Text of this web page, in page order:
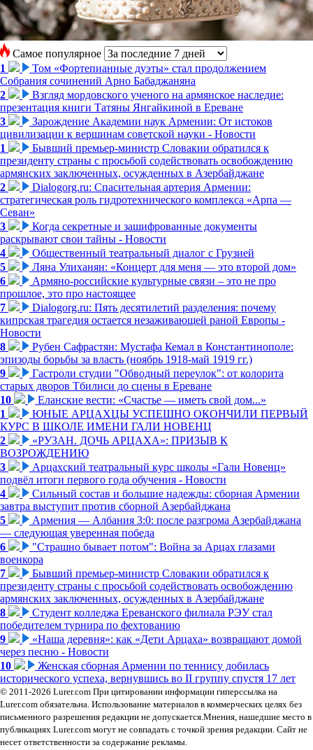
Самое популярное
1
Том «Фортепианные дуэты» стал продолжением
Собрания сочинений Арно Бабаджаняна
2
Взгляд мордовского ученого на армянское наследие:
презентация книги Татяны Янгайкиной в Ереване
3
Зарождение Академии наук Армении: От истоков
цивилизации к вершинам советской науки - Новости
1
Бывший премьер-министр Словакии обратился к
президенту страны с просьбой содействовать освобождению
армянских заключенных, осужденных в Азербайджане
2
Dialogorg.ru: Спасительная артерия Армении:
стратегическая роль гидротехнического комплекса «Арпа —
Севан»
3
Когда секретные и зашифрованные документы
раскрывают свои тайны - Новости
4
Общественный театральный диалог с Грузией
5
Ляна Улиханян: «Концерт для меня — это второй дом»
6
Армяно-российские культурные связи – это не про
прошлое, это про настоящее
7
Dialogorg.ru: Пять десятилетий разделения: почему
кипрская трагедия остается незаживающей раной Европы -
Новости
8
Рубен Сафрастян: Мустафа Кемал в Константинополе:
эпизоды борьбы за власть (ноябрь 1918-май 1919 гг.)
9
Гастроли студии "Обводный переулок": от колорита
старых дворов Тбилиси до сцены в Ереване
10
Еланские вести: «Счастье — иметь свой дом...»
1
ЮНЫЕ АРЦАХЦЫ УСПЕШНО ОКОНЧИЛИ ПЕРВЫЙ
КУРС В ШКОЛЕ ИМЕНИ ГАЛИ НОВЕНЦ
2
«РУЗАН. ДОЧЬ АРЦАХА»: ПРИЗЫВ К
ВОЗРОЖДЕНИЮ
3
Арцахский театральный курс школы «Гали Новенц»
подвёл итоги первого года обучения - Новости
4
Сильный состав и большие надежды: сборная Армении
завтра выступит против сборной Азербайджана
5
Армения — Албания 3:0: после разгрома Азербайджана
— следующая уверенная победа
6
"Страшно бывает потом": Война за Арцах глазами
военкора
7
Бывший премьер-министр Словакии обратился к
президенту страны с просьбой содействовать освобождению
армянских заключенных, осужденных в Азербайджане
8
Студент колледжа Ереванского филиала РЭУ стал
победителем турнира по фехтованию
9
«Наша деревня»: как «Дети Арцаха» возвращают домой
через песню - Новости
10
Женская сборная Армении по теннису добилась
исторического успеха, вернувшись во II группу спустя 17 лет
© 2011-2026 Lurer.com При цитировании информации гиперссылка на
Lurer.com обязательна. Использование материалов в коммерческих целях без
письменного разрешения редакции не допускается.Мнения, нашедшие место в
публикациях Lurer.com могут не совпадать с точкой зрения редакции. Сайт не
несет ответственности за содержание рекламы.